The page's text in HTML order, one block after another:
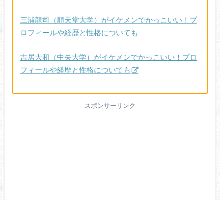
三浦龍司（順天堂大学）がイケメンでかっこいい！プ
ロフィールや経歴と性格についても
吉居大和（中央大学）がイケメンでかっこいい！プロ
フィールや経歴と性格についても
スポンサーリンク